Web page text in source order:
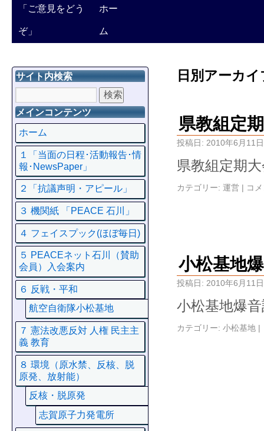
「ご意見をどう
ぞ」
ホー
ム
日別アーカ
県教組定
投稿日: 2010年6月11日
県教組定期
カテゴリー: 運営 | コ
小松基地
投稿日: 2010年6月11日
小松基地爆
カテゴリー: 小松基地 |
サイト内検索
メインコンテンツ
ホーム
１「当面の日程･活動報告･情
報･NewsPaper」
２「抗議声明・アピール」
３ 機関紙 「PEACE 石川」
４ フェイスプック(ほぼ毎日)
５ PEACEネット石川（賛助
会員）入会案内
６ 反戦・平和
航空自衛隊小松基地
７ 憲法改悪反対 人権 民主主
義 教育
８ 環境（原水禁、反核、脱
原発、放射能）
反核・脱原発
志賀原子力発電所